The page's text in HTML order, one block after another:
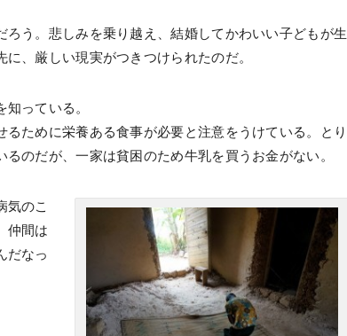
う。悲しみを乗り越え、結婚してかわいい子どもが生
、厳しい現実がつきつけられたのだ。
っている。
ために栄養ある食事が必要と注意をうけている。とり
のだが、一家は貧困のため牛乳を買うお金がない。
気のこ
仲間は
だなっ